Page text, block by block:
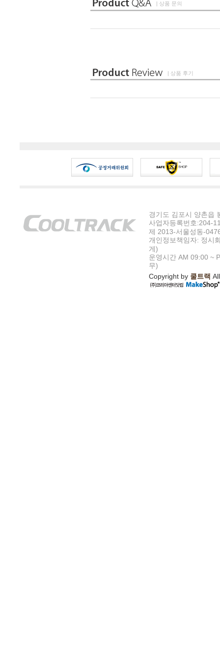
| 상품 문의
| 상품 후기
경기도 김포시 양촌읍
사업자등록번호:204-
제 2013-서울성동-
개인정보책임자: 정시
게)
운영시간 AM 09:00 ~
무)
Copyright by 쿨트랙